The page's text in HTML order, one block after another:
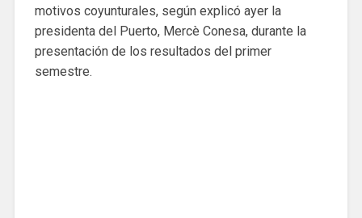
motivos coyunturales, según explicó ayer la
presidenta del Puerto, Mercè Conesa, durante la
presentación de los resultados del primer
semestre.